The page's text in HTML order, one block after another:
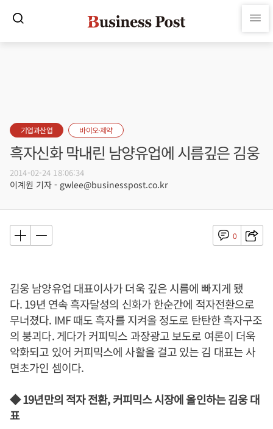
기업과산업 바이오·제약
흑자신화 막내린 남양유업에 시름깊은 김웅
2014-02-24 18:06:34
이계원 기자 - gwlee@businesspost.co.kr
0
김웅 남양유업 대표이사가 더욱 깊은 시름에 빠지게 됐
다. 19년 연속 흑자달성의 신화가 한순간에 적자전환으로
무너졌다. IMF 때도 흑자를 지켜올 정도로 탄탄한 흑자구조
의 붕괴다. 게다가 커피믹스 과장광고 보도로 여론이 더욱
악화되고 있어 커피믹스에 사활을 걸고 있는 김 대표는 사
면초가인 셈이다.
◆ 19년만의 적자 전환, 커피믹스 시장에 올인하는 김웅 대
표